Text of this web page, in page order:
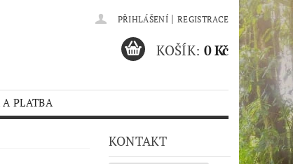
PŘIHLÁŠENÍ | REGISTRACE
KOŠÍK: 0 Kč
A PLATBA
KONTAKT